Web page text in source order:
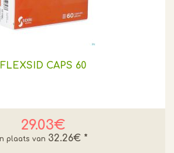
FLEXSID CAPS 60
29.03€
32.26€ *